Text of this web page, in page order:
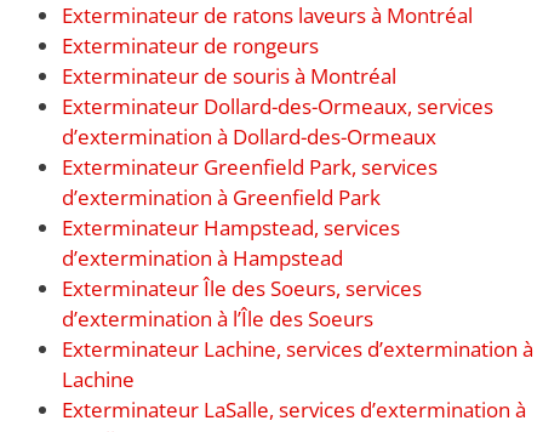
Exterminateur de ratons laveurs à Montréal
Exterminateur de rongeurs
Exterminateur de souris à Montréal
Exterminateur Dollard-des-Ormeaux, services
d’extermination à Dollard-des-Ormeaux
Exterminateur Greenfield Park, services
d’extermination à Greenfield Park
Exterminateur Hampstead, services
d’extermination à Hampstead
Exterminateur Île des Soeurs, services
d’extermination à l’Île des Soeurs
Exterminateur Lachine, services d’extermination à
Lachine
Exterminateur LaSalle, services d’extermination à